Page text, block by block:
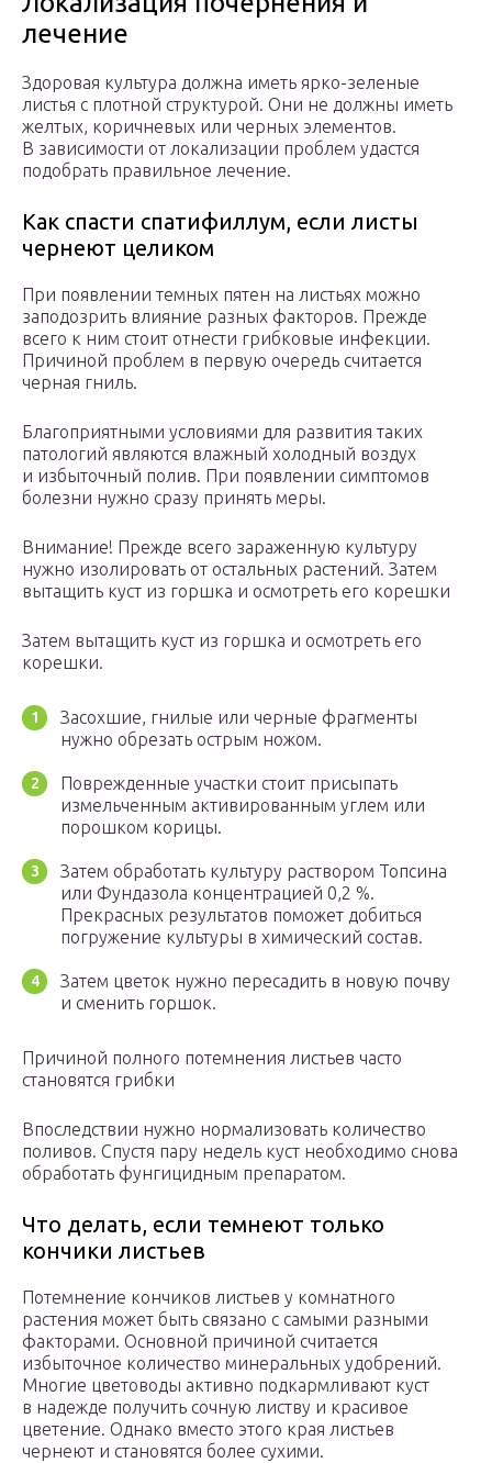
лечение
Здоровая культура должна иметь ярко-зеленые
листья с плотной структурой. Они не должны иметь
желтых, коричневых или черных элементов.
В зависимости от локализации проблем удастся
подобрать правильное лечение.
Как спасти спатифиллум, если листы
чернеют целиком
При появлении темных пятен на листьях можно
заподозрить влияние разных факторов. Прежде
всего к ним стоит отнести грибковые инфекции.
Причиной проблем в первую очередь считается
черная гниль.
Благоприятными условиями для развития таких
патологий являются влажный холодный воздух
и избыточный полив. При появлении симптомов
болезни нужно сразу принять меры.
Внимание! Прежде всего зараженную культуру
нужно изолировать от остальных растений. Затем
вытащить куст из горшка и осмотреть его корешки
Затем вытащить куст из горшка и осмотреть его
корешки.
Засохшие, гнилые или черные фрагменты
нужно обрезать острым ножом.
Поврежденные участки стоит присыпать
измельченным активированным углем или
порошком корицы.
Затем обработать культуру раствором Топсина
или Фундазола концентрацией 0,2 %.
Прекрасных результатов поможет добиться
погружение культуры в химический состав.
Затем цветок нужно пересадить в новую почву
и сменить горшок.
Причиной полного потемнения листьев часто
становятся грибки
Впоследствии нужно нормализовать количество
поливов. Спустя пару недель куст необходимо снова
обработать фунгицидным препаратом.
Что делать, если темнеют только
кончики листьев
Потемнение кончиков листьев у комнатного
растения может быть связано с самыми разными
факторами. Основной причиной считается
избыточное количество минеральных удобрений.
Многие цветоводы активно подкармливают куст
в надежде получить сочную листву и красивое
цветение. Однако вместо этого края листьев
чернеют и становятся более сухими.